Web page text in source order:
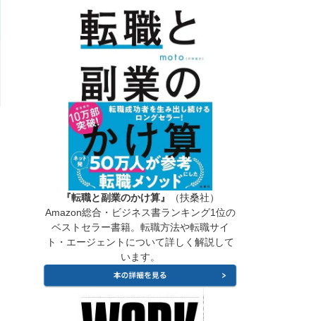
『転職と副業のかけ算』
（扶桑社）
Amazon総合・ビジネス書ランキング1位の
ベストセラー書籍。転職方法や転職サイ
ト・エージェントについて詳しく解説して
います。